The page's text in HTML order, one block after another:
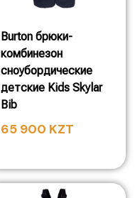
Burton брюки-
комбинезон
сноубордические
детские Kids Skylar
Bib
65 900 KZT